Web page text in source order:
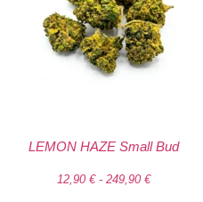
LEMON HAZE Small Bud
12,90 € - 249,90 €